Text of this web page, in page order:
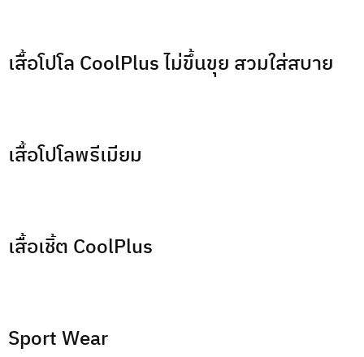
เสื้อโปโล CoolPlus ไม่ขึ้นขุย สวมใส่สบาย
เสื้อโปโลพรีเมียม
เสื้อเชิ้ต CoolPlus
Sport Wear